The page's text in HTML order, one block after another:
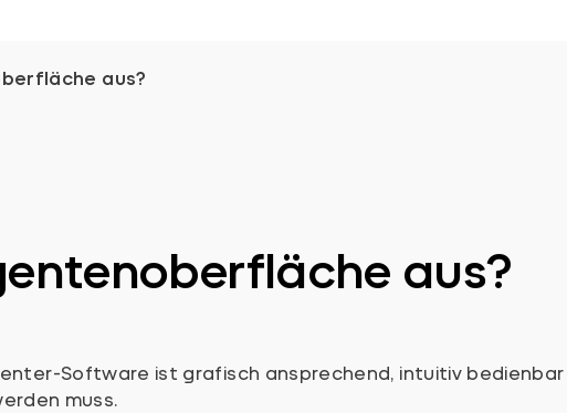
aus?
aus?
Software ist grafisch ansprechend, intuitiv bedienbar
muss.